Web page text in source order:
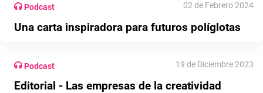
Podcast 02 de Febrero 2024
Una carta inspiradora para futuros políglotas
Podcast 19 de Diciembre 2023
Editorial - Las empresas de la creatividad